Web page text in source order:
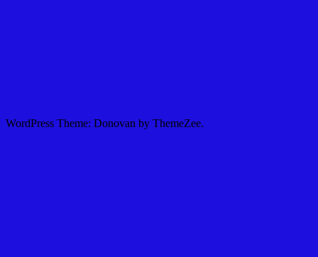
WordPress Theme: Donovan by ThemeZee.